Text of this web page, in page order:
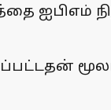
ஐபிஎம்